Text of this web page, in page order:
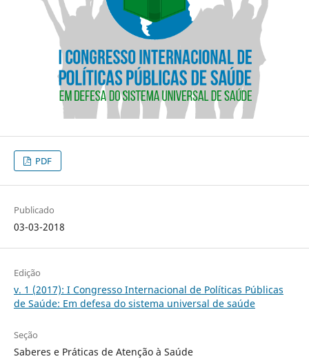
PDF
Publicado
03-03-2018
Edição
v. 1 (2017): I Congresso Internacional de Políticas Públicas
de Saúde: Em defesa do sistema universal de saúde
Seção
Saberes e Práticas de Atenção à Saúde